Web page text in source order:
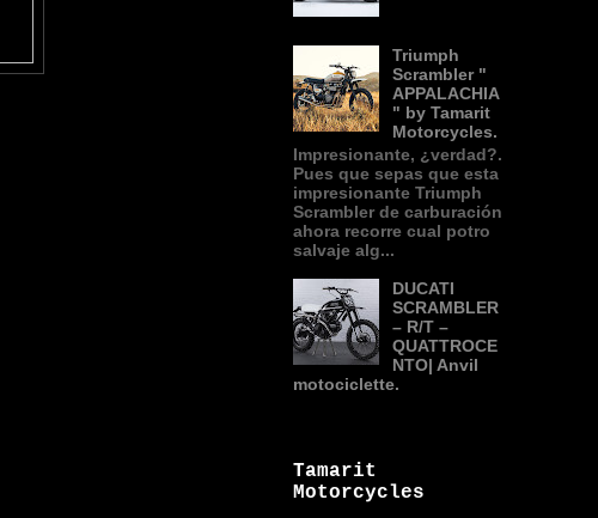
Triumph
Scrambler "
APPALACHIA
" by Tamarit
Motorcycles.
Impresionante, ¿verdad?.
Pues que sepas que esta
impresionante Triumph
Scrambler de carburación
ahora recorre cual potro
salvaje alg...
DUCATI
SCRAMBLER
– R/T –
QUATTROCE
NTO| Anvil
motociclette.
Tamarit
Motorcycles